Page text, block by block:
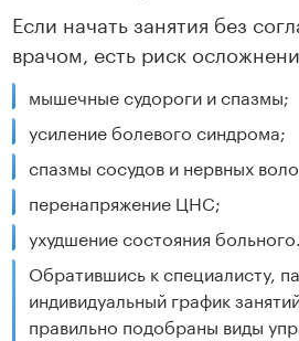
Если начать занятия без
врачом, есть риск
мышечные судороги и спазмы;
усиление болевого синдрома;
спазмы сосудов и нервных
перенапряжение ЦНС;
ухудшение состояния больного.
Обратившись к специалисту,
индивидуальный график
правильно подобраны виды